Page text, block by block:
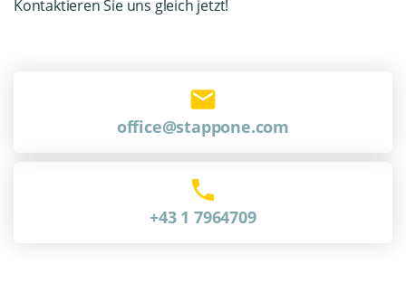
Kontaktieren Sie uns gleich jetzt!
office@stappone.com
+43 1 7964709